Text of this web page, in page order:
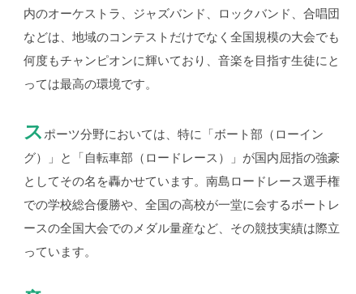
内のオーケストラ、ジャズバンド、ロックバンド、合唱団
などは、地域のコンテストだけでなく全国規模の大会でも
何度もチャンピオンに輝いており、音楽を目指す生徒にと
っては最高の環境です。
スポーツ分野においては、特に「ボート部（ローイン
グ）」と「自転車部（ロードレース）」が国内屈指の強豪
としてその名を轟かせています。南島ロードレース選手権
での学校総合優勝や、全国の高校が一堂に会するボートレ
ースの全国大会でのメダル量産など、その競技実績は際立
っています。